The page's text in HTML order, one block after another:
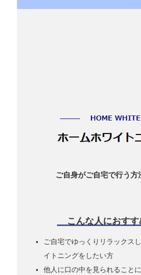
ご自身がご自宅で行う方
こんな人におすす
ご自宅でゆっくりリラックス
イトニングをしたい方
他人に口の中を見られること